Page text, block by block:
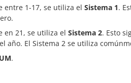
entre 1-17, se utiliza el Sistema 1.
en 21, se utiliza el Sistema 2. Esto
año. El Sistema 2 se utiliza
.